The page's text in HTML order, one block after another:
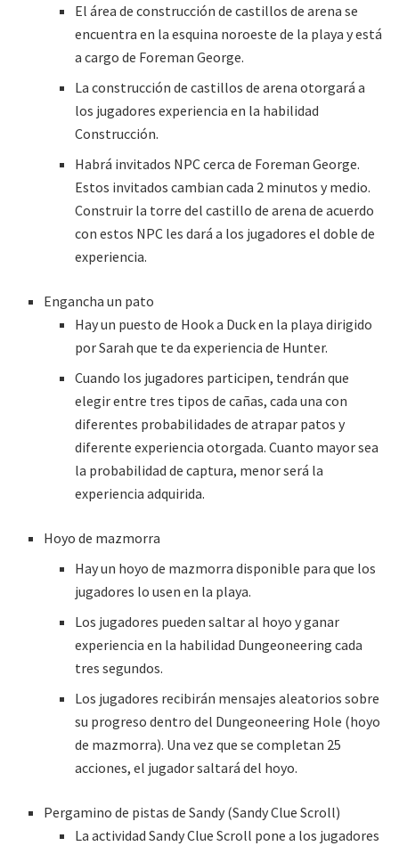
El área de construcción de castillos de arena se
encuentra en la esquina noroeste de la playa y está
a cargo de Foreman George.
La construcción de castillos de arena otorgará a
los jugadores experiencia en la habilidad
Construcción.
Habrá invitados NPC cerca de Foreman George.
Estos invitados cambian cada 2 minutos y medio.
Construir la torre del castillo de arena de acuerdo
con estos NPC les dará a los jugadores el doble de
experiencia.
Engancha un pato
Hay un puesto de Hook a Duck en la playa dirigido
por Sarah que te da experiencia de Hunter.
Cuando los jugadores participen, tendrán que
elegir entre tres tipos de cañas, cada una con
diferentes probabilidades de atrapar patos y
diferente experiencia otorgada. Cuanto mayor sea
la probabilidad de captura, menor será la
experiencia adquirida.
Hoyo de mazmorra
Hay un hoyo de mazmorra disponible para que los
jugadores lo usen en la playa.
Los jugadores pueden saltar al hoyo y ganar
experiencia en la habilidad Dungeoneering cada
tres segundos.
Los jugadores recibirán mensajes aleatorios sobre
su progreso dentro del Dungeoneering Hole (hoyo
de mazmorra). Una vez que se completan 25
acciones, el jugador saltará del hoyo.
Pergamino de pistas de Sandy (Sandy Clue Scroll)
La actividad Sandy Clue Scroll pone a los jugadores